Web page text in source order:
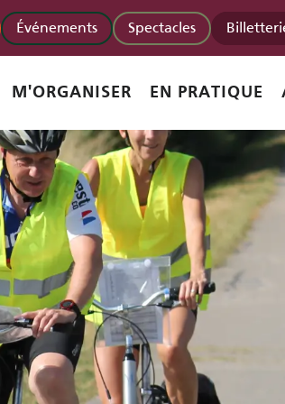
Événements Spectacles
M'ORGANISER EN PRATIQUE